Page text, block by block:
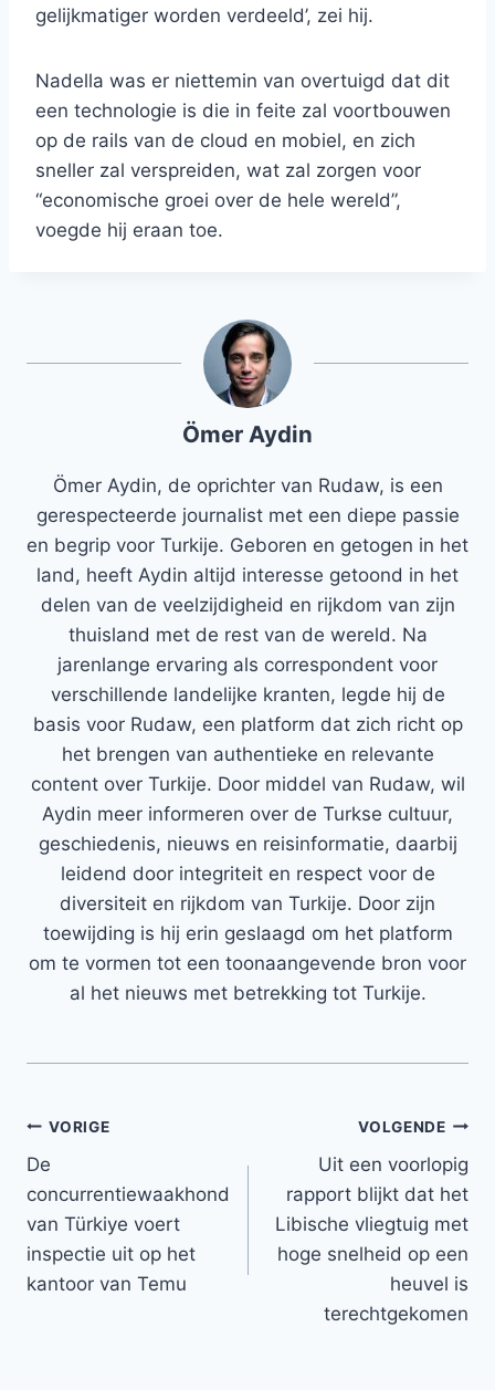
gelijkmatiger worden verdeeld’, zei hij.
Nadella was er niettemin van overtuigd dat dit
een technologie is die in feite zal voortbouwen
op de rails van de cloud en mobiel, en zich
sneller zal verspreiden, wat zal zorgen voor
“economische groei over de hele wereld”,
voegde hij eraan toe.
Ömer Aydin
Ömer Aydin, de oprichter van Rudaw, is een
gerespecteerde journalist met een diepe passie
en begrip voor Turkije. Geboren en getogen in het
land, heeft Aydin altijd interesse getoond in het
delen van de veelzijdigheid en rijkdom van zijn
thuisland met de rest van de wereld. Na
jarenlange ervaring als correspondent voor
verschillende landelijke kranten, legde hij de
basis voor Rudaw, een platform dat zich richt op
het brengen van authentieke en relevante
content over Turkije. Door middel van Rudaw, wil
Aydin meer informeren over de Turkse cultuur,
geschiedenis, nieuws en reisinformatie, daarbij
leidend door integriteit en respect voor de
diversiteit en rijkdom van Turkije. Door zijn
toewijding is hij erin geslaagd om het platform
om te vormen tot een toonaangevende bron voor
al het nieuws met betrekking tot Turkije.
Bericht
navigatie
VORIGE
De
concurrentiewaakhond
van Türkiye voert
inspectie uit op het
kantoor van Temu
VOLGENDE
Uit een voorlopig
rapport blijkt dat het
Libische vliegtuig met
hoge snelheid op een
heuvel is
terechtgekomen